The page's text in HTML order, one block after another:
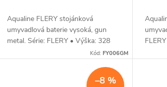
Aqualine FLERY stojánková
umyvadlová baterie vysoká, gun
metal. Série: FLERY • Výška: 328
mm • Barva: Gun metal • Materiál:
Kód:FY006GM
–8 %